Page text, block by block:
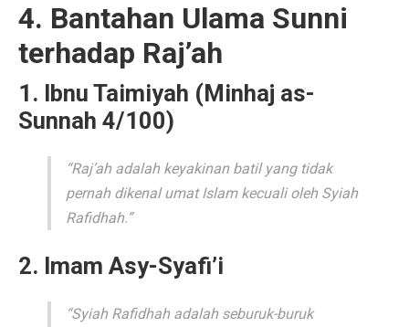
4. Bantahan Ulama Sunni
terhadap Raj’ah
1. Ibnu Taimiyah (Minhaj as-
Sunnah 4/100)
“Raj’ah adalah keyakinan batil yang tidak
pernah dikenal umat Islam kecuali oleh Syiah
Rafidhah.”
2. Imam Asy-Syafi’i
“Syiah Rafidhah adalah seburuk-buruk